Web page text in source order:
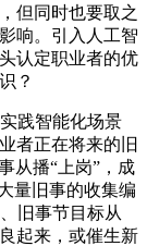
但同时也要取之
响。引入人工智
认定职业者的优
？
践智能化场景
者正在将来的旧
从播“上岗”，成
量旧事的收集编
旧事节目标从
起来，或催生新